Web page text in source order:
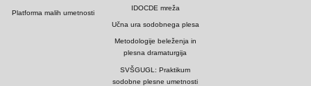
Platforma malih umetnosti
IDOCDE mreža
Učna ura sodobnega plesa
Metodologije beleženja in
plesna dramaturgija
SVŠGUGL: Praktikum
sodobne plesne umetnosti